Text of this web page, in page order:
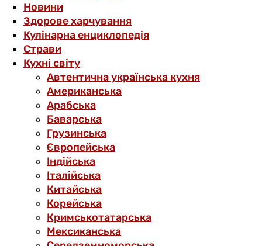
Новини
Здорове харчування
Кулінарна енциклопедія
Страви
Кухні світу
Автентична українська кухня
Американська
Арабська
Баварська
Грузинська
Європейська
Індійська
Італійська
Китайська
Корейська
Кримськотатарська
Мексиканська